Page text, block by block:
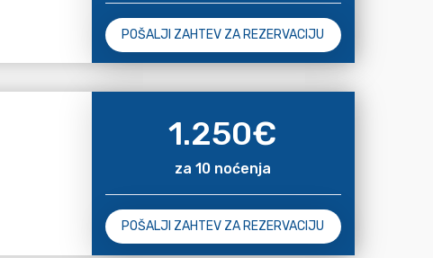
POŠALJI ZAHTEV ZA REZERVACIJU
1.250€
za 10 noćenja
POŠALJI ZAHTEV ZA REZERVACIJU